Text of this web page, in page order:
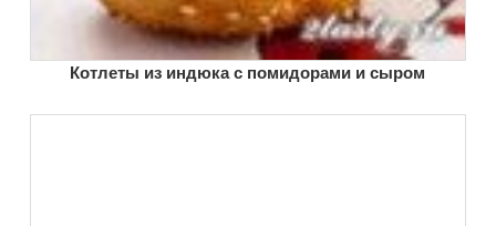
Котлеты из индюка с помидорами и сыром